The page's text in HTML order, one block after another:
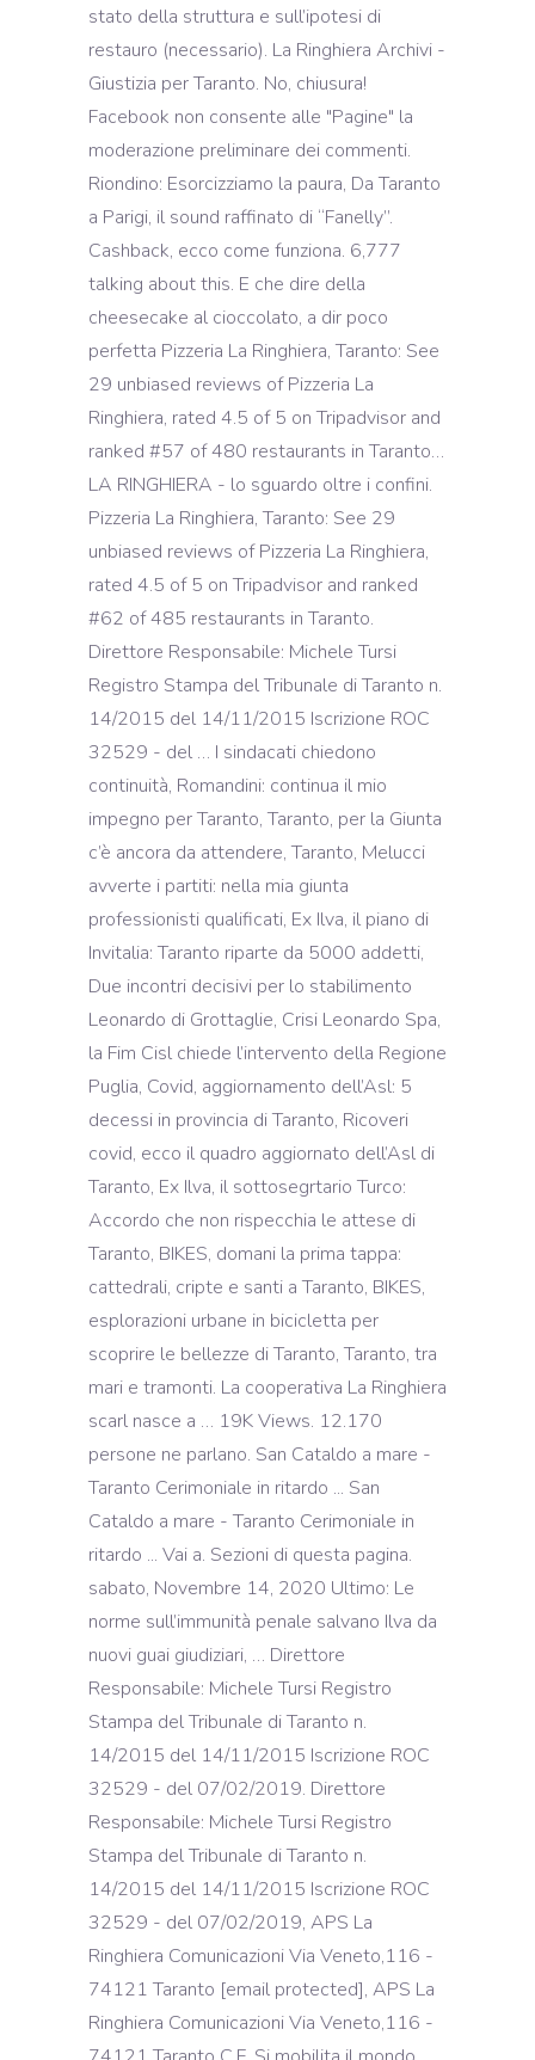
stato della struttura e sull’ipotesi di
restauro (necessario). La Ringhiera Archivi -
Giustizia per Taranto. No, chiusura!
Facebook non consente alle "Pagine" la
moderazione preliminare dei commenti.
Riondino: Esorcizziamo la paura, Da Taranto
a Parigi, il sound raffinato di “Fanelly”.
Cashback, ecco come funziona. 6,777
talking about this. E che dire della
cheesecake al cioccolato, a dir poco
perfetta Pizzeria La Ringhiera, Taranto: See
29 unbiased reviews of Pizzeria La
Ringhiera, rated 4.5 of 5 on Tripadvisor and
ranked #57 of 480 restaurants in Taranto…
LA RINGHIERA - lo sguardo oltre i confini.
Pizzeria La Ringhiera, Taranto: See 29
unbiased reviews of Pizzeria La Ringhiera,
rated 4.5 of 5 on Tripadvisor and ranked
#62 of 485 restaurants in Taranto.
Direttore Responsabile: Michele Tursi
Registro Stampa del Tribunale di Taranto n.
14/2015 del 14/11/2015 Iscrizione ROC
32529 - del … I sindacati chiedono
continuità, Romandini: continua il mio
impegno per Taranto, Taranto, per la Giunta
c’è ancora da attendere, Taranto, Melucci
avverte i partiti: nella mia giunta
professionisti qualificati, Ex Ilva, il piano di
Invitalia: Taranto riparte da 5000 addetti,
Due incontri decisivi per lo stabilimento
Leonardo di Grottaglie, Crisi Leonardo Spa,
la Fim Cisl chiede l’intervento della Regione
Puglia, Covid, aggiornamento dell’Asl: 5
decessi in provincia di Taranto, Ricoveri
covid, ecco il quadro aggiornato dell’Asl di
Taranto, Ex Ilva, il sottosegrtario Turco:
Accordo che non rispecchia le attese di
Taranto, BIKES, domani la prima tappa:
cattedrali, cripte e santi a Taranto, BIKES,
esplorazioni urbane in bicicletta per
scoprire le bellezze di Taranto, Taranto, tra
mari e tramonti. La cooperativa La Ringhiera
scarl nasce a … 19K Views. 12.170
persone ne parlano. San Cataldo a mare -
Taranto Cerimoniale in ritardo ... San
Cataldo a mare - Taranto Cerimoniale in
ritardo ... Vai a. Sezioni di questa pagina.
sabato, Novembre 14, 2020 Ultimo: Le
norme sull’immunità penale salvano Ilva da
nuovi guai giudiziari, … Direttore
Responsabile: Michele Tursi Registro
Stampa del Tribunale di Taranto n.
14/2015 del 14/11/2015 Iscrizione ROC
32529 - del 07/02/2019. Direttore
Responsabile: Michele Tursi Registro
Stampa del Tribunale di Taranto n.
14/2015 del 14/11/2015 Iscrizione ROC
32529 - del 07/02/2019, APS La
Ringhiera Comunicazioni Via Veneto,116 -
74121 Taranto [email protected], APS La
Ringhiera Comunicazioni Via Veneto,116 -